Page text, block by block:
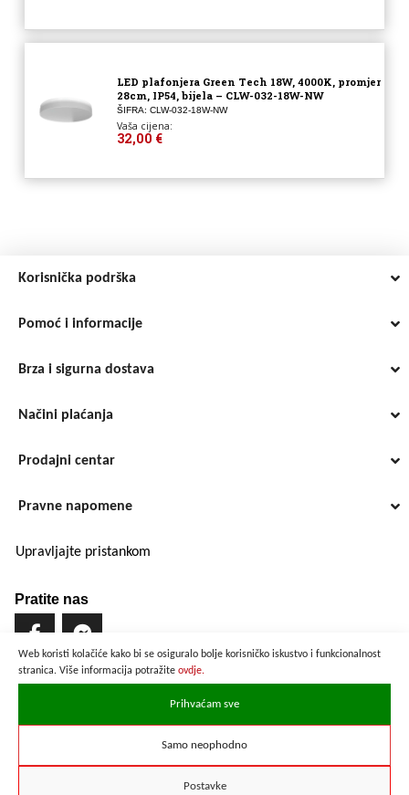
Web koristi kolačiće kako bi se osiguralo bolje korisničko iskustvo i funkcionalnost
stranica. Više informacija potražite ovdje.
Prihvaćam sve
Samo neophodno
Postavke
LED plafonjera Green Tech 18W, 4000K, promjer
28cm, IP54, bijela – CLW-032-18W-NW
ŠIFRA: CLW-032-18W-NW
Vaša cijena:
32,00 €
Korisnička podrška
Pomoć i informacije
Brza i sigurna dostava
Načini plaćanja
Prodajni centar
Pravne napomene
Upravljajte pristankom
Pratite nas
Brzo i sigurno plaćanje
Prikazane cijene su preračunate po službenom tečaju u iznosu od
1 EUR = 7,53450 HRK